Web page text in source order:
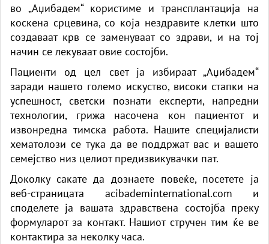
во „Аџибадем“ користиме и трансплантација на
коскена срцевина, со која нездравите клетки што
создаваат крв се заменуваат со здрави, и на тој
начин се лекуваат овие состојби.
Пациенти од цел свет ја избираат „Аџибадем“
заради нашето големо искуство, високи стапки на
успешност, светски познати експерти, напредни
технологии, грижа насочена кон пациентот и
извонредна тимска работа. Нашите специјалисти
хематолози се тука да ве поддржат вас и вашето
семејство низ целиот предизвикувачки пат.
Доколку сакате да дознаете повеќе, посетете ја
веб-страницата acibademinternational.com и
споделете ја вашата здравствена состојба преку
формуларот за контакт. Нашиот стручен тим ќе ве
контактира за неколку часа.